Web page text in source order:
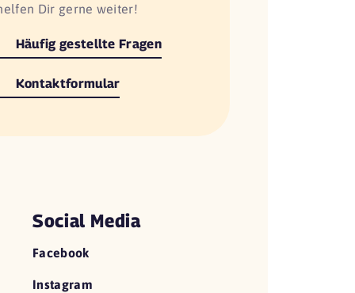
Dir gerne weiter!
Häufig gestellte Fragen
Kontaktformular
Social Media
Facebook
Instagram